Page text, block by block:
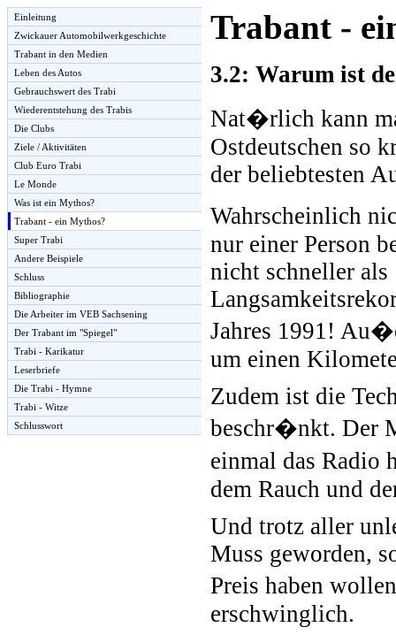
Einleitung
Zwickauer Automobilwerkgeschichte
Trabant in den Medien
Leben des Autos
Gebrauchswert des Trabi
Wiederentstehung des Trabis
Die Clubs
Ziele / Aktivitäten
Club Euro Trabi
Le Monde
Was ist ein Mythos?
Trabant - ein Mythos?
Super Trabi
Andere Beispiele
Schluss
Bibliographie
Die Arbeiter im VEB Sachsening
Der Trabant im "Spiegel"
Trabi - Karikatur
Leserbriefe
Die Trabi - Hymne
Trabi - Witze
Schlusswort
Trabant -
3.2: Warum ist
Nat�rlich kann
Ostdeutschen so
der beliebtesten
Wahrscheinlich
nur einer Person
nicht schneller
Jahres 1991!
um einen
Zudem ist die
beschr�nkt. Der
einmal das Radio
dem Rauch und
Und trotz aller
Muss geworden,
Preis haben
erschwinglich.